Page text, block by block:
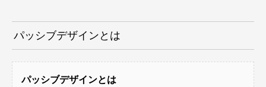
パッシブデザインとは
パッシブデザインとは